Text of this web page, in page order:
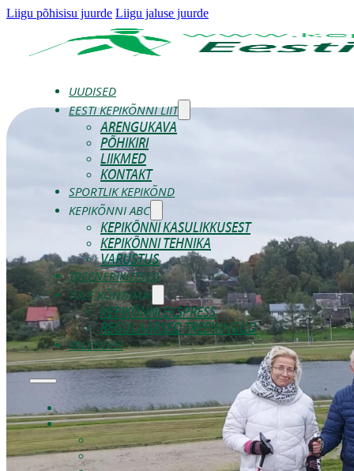
Liigu põhisisu juurde Liigu jaluse juurde
UUDISED
EESTI KEPIKÕNNI LIIT
ARENGUKAVA
PÕHIKIRI
LIIKMED
KONTAKT
SPORTLIK KEPIKÕND
KEPIKÕNNI ABC
KEPIKÕNNI KASULIKKUSEST
KEPIKÕNNI TEHNIKA
VARUSTUS
TREENERIKUTSED
TULE KÕNDIMA!
KEPIKÕNNI EKSPRESS
REGULAARSED TREENINGUD
KALENDER